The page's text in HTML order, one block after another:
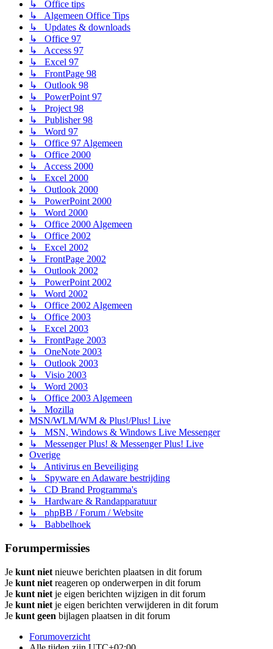
↳ Office tips
↳ Algemeen Office Tips
↳ Updates & downloads
↳ Office 97
↳ Access 97
↳ Excel 97
↳ FrontPage 98
↳ Outlook 98
↳ PowerPoint 97
↳ Project 98
↳ Publisher 98
↳ Word 97
↳ Office 97 Algemeen
↳ Office 2000
↳ Access 2000
↳ Excel 2000
↳ Outlook 2000
↳ PowerPoint 2000
↳ Word 2000
↳ Office 2000 Algemeen
↳ Office 2002
↳ Excel 2002
↳ FrontPage 2002
↳ Outlook 2002
↳ PowerPoint 2002
↳ Word 2002
↳ Office 2002 Algemeen
↳ Office 2003
↳ Excel 2003
↳ FrontPage 2003
↳ OneNote 2003
↳ Outlook 2003
↳ Visio 2003
↳ Word 2003
↳ Office 2003 Algemeen
↳ Mozilla
MSN/WLM/WM & Plus!/Plus! Live
↳ MSN, Windows & Windows Live Messenger
↳ Messenger Plus! & Messenger Plus! Live
Overige
↳ Antivirus en Beveiliging
↳ Spyware en Adaware bestrijding
↳ CD Brand Programma's
↳ Hardware & Randapparatuur
↳ phpBB / Forum / Website
↳ Babbelhoek
Forumpermissies
Je kunt niet nieuwe berichten plaatsen in dit forum
Je kunt niet reageren op onderwerpen in dit forum
Je kunt niet je eigen berichten wijzigen in dit forum
Je kunt niet je eigen berichten verwijderen in dit forum
Je kunt geen bijlagen plaatsen in dit forum
Forumoverzicht